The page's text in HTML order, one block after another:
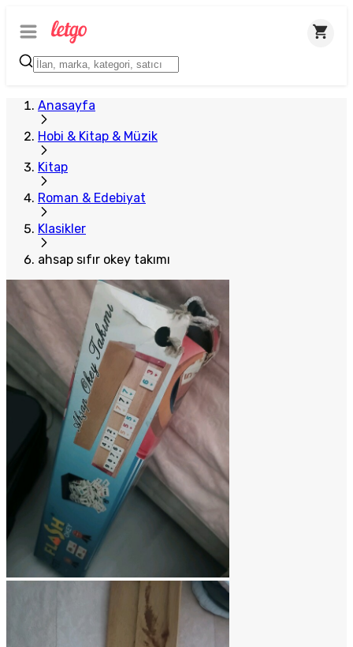
Anasayfa
Hobi & Kitap & Müzik
Kitap
Roman & Edebiyat
Klasikler
ahsap sıfır okey takımı